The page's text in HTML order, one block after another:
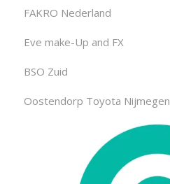
FAKRO Nederland
Eve make-Up and FX
BSO Zuid
Oostendorp Toyota Nijmegen